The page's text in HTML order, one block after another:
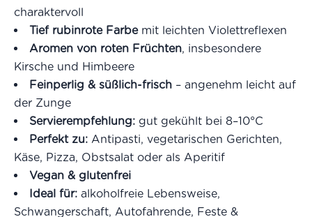
charaktervoll
Tief rubinrote Farbemit leichten Violettreflexen
Aromen von roten Früchten, insbesondere
Kirsche und Himbeere
Feinperlig & süßlich-frisch – angenehm leicht auf
der Zunge
Servierempfehlung: gut gekühlt bei 8–10°C
Perfekt zu: Antipasti, vegetarischen Gerichten,
Käse, Pizza, Obstsalat oder als Aperitif
Vegan & glutenfrei
Ideal für: alkoholfreie Lebensweise,
Schwangerschaft, Autofahrende, Feste &